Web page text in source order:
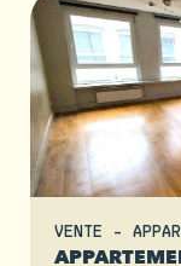
VENTE -